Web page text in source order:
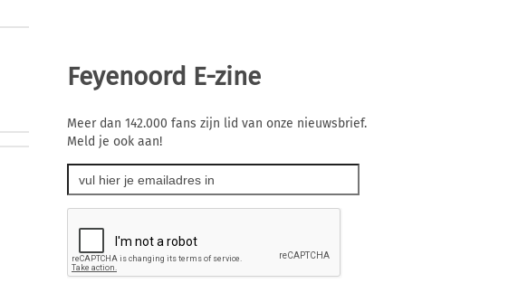
Feyenoord E-zine
Meer dan 142.000 fans zijn lid van onze nieuwsbrief.
Meld je ook aan!